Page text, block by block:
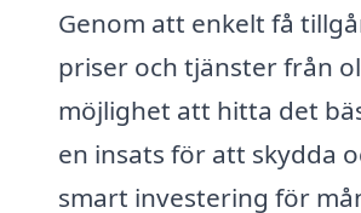
Genom att enkelt få
priser och tjänster från
möjlighet att hitta det
en insats för att skydda
smart investering för